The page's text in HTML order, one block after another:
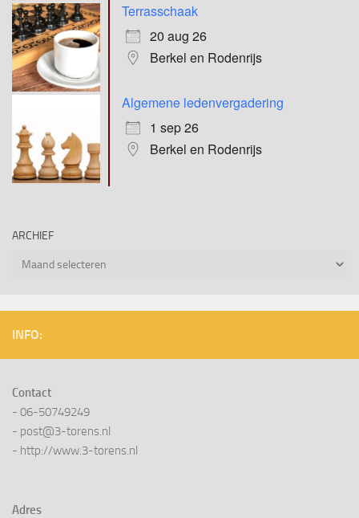
Terrasschaak
20 aug 26
Berkel en Rodenrijs
Algemene ledenvergadering
1 sep 26
Berkel en Rodenrijs
ARCHIEF
Archief
INFO:
Contact
- 06-50749249
- post@3-torens.nl
- http://www.3-torens.nl
Adres